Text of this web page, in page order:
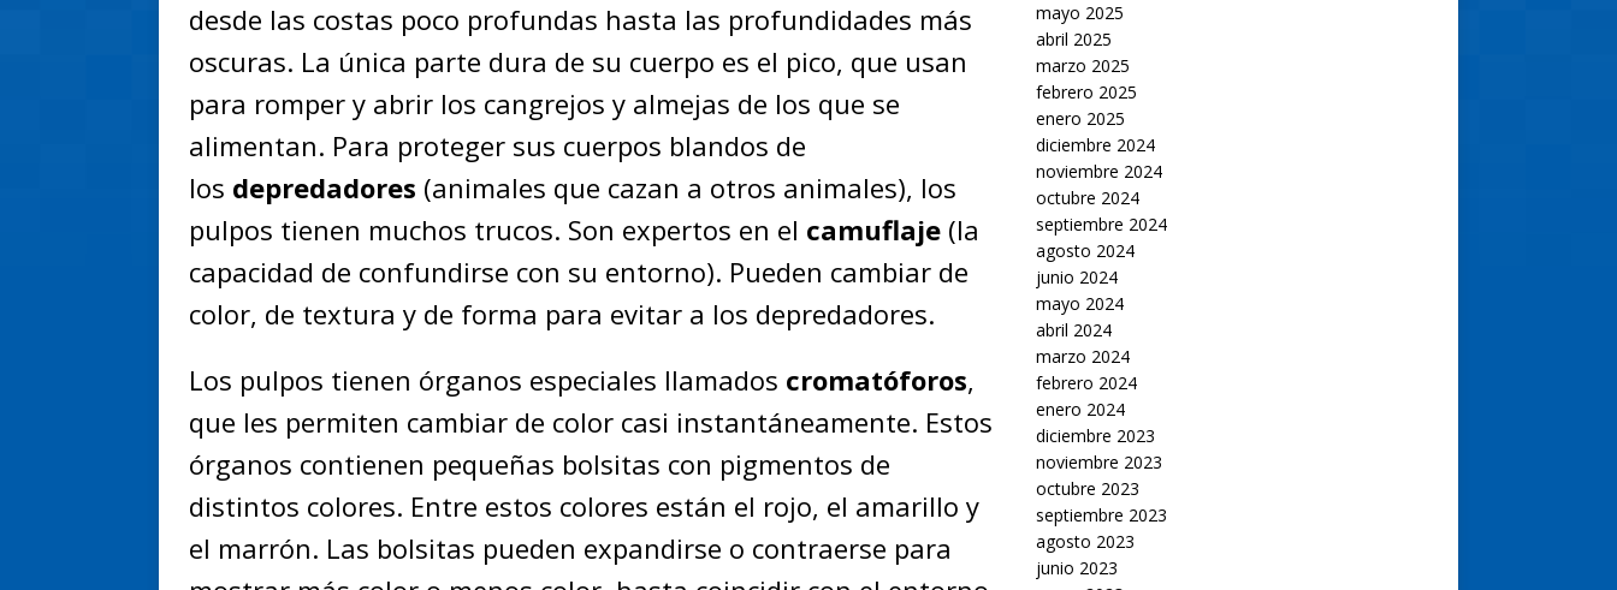
desde las costas poco profundas hasta las profundidades más
oscuras. La única parte dura de su cuerpo es el pico, que usan
para romper y abrir los cangrejos y almejas de los que se
alimentan. Para proteger sus cuerpos blandos de
los depredadores (animales que cazan a otros animales), los
pulpos tienen muchos trucos. Son expertos en el camuflaje (la
capacidad de confundirse con su entorno). Pueden cambiar de
color, de textura y de forma para evitar a los depredadores.
Los pulpos tienen órganos especiales llamados cromatóforos,
que les permiten cambiar de color casi instantáneamente. Estos
órganos contienen pequeñas bolsitas con pigmentos de
distintos colores. Entre estos colores están el rojo, el amarillo y
el marrón. Las bolsitas pueden expandirse o contraerse para
mayo 2025
abril 2025
marzo 2025
febrero 2025
enero 2025
diciembre 2024
noviembre 2024
octubre 2024
septiembre 2024
agosto 2024
junio 2024
mayo 2024
abril 2024
marzo 2024
febrero 2024
enero 2024
diciembre 2023
noviembre 2023
octubre 2023
septiembre 2023
agosto 2023
junio 2023